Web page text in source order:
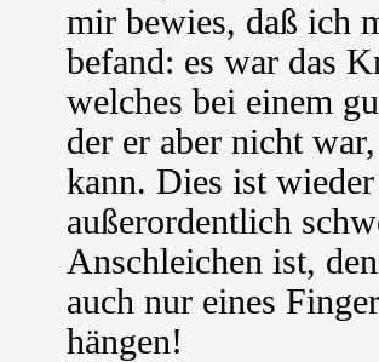
mir bewies, daß ich
befand: es war das
welches bei einem
der er aber nicht
kann. Dies ist
außerordentlich
Anschleichen ist,
auch nur eines
hängen!